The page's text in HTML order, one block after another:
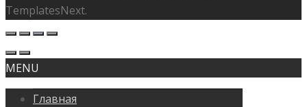
TemplatesNext.
MENU
Главная